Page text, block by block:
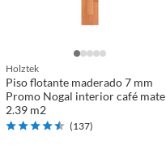
Holztek
Piso flotante maderado 7 mm
Promo Nogal interior café mate
2.39 m2
(137)